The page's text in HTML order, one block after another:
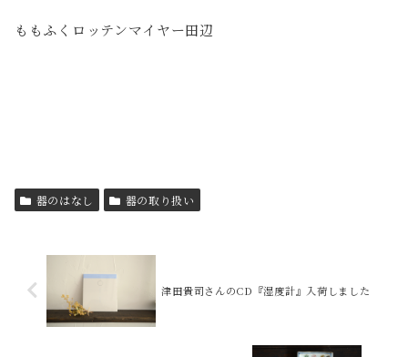
ももふくロッテンマイヤー田辺
器のはなし 器の取り扱い
津田貴司さんのCD『湿度計』入荷しました